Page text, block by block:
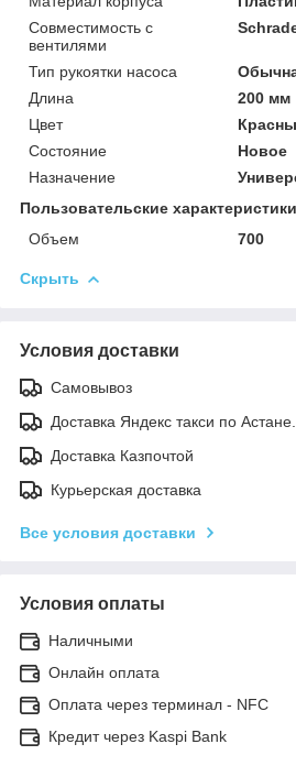
Совместимость с
вентилями
Тип рукоятки насоса
Длина
200 мм
Цвет
Состояние
Новое
Назначение
Пользовательские характеристики
Объем
700
Скрыть
Условия доставки
Самовывоз
Доставка Яндекс такси по Астане.
Доставка Казпочтой
Курьерская доставка
Все условия доставки
Условия оплаты
Наличными
Онлайн оплата
Оплата через терминал - NFC
Кредит через Kaspi Bank